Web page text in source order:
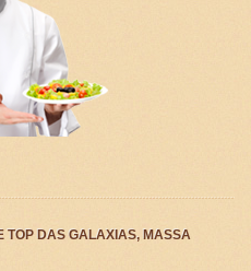
TOP DAS GALAXIAS, MASSA